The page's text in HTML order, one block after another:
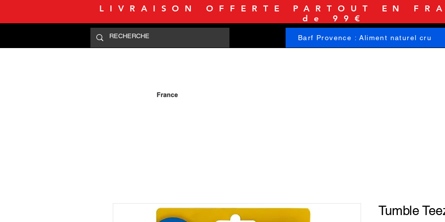
LIVRAISON OFFERTE PARTOUT EN
de 99€
Barf Provence : Aliment naturel cru
Tumble